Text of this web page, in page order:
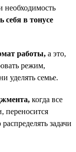
необходимость
себя в тонусе
работы, а это,
режим,
уделять семье.
когда все
переносится
задачи